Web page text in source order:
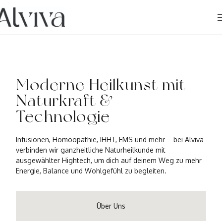
Moderne Heilkunst mit
Naturkraft &
Technologie
Infusionen, Homöopathie, IHHT, EMS und mehr – bei Alviva
verbinden wir ganzheitliche Naturheilkunde mit
ausgewählter Hightech, um dich auf deinem Weg zu mehr
Energie, Balance und Wohlgefühl zu begleiten.
Über Uns